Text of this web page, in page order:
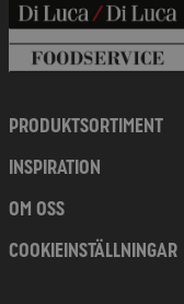
PRODUKTSORTIMENT
INSPIRATION
OM OSS
COOKIEINSTÄLLNINGAR